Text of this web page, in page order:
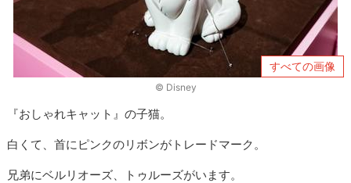
すべての画像
© Disney
『おしゃれキャット』の子猫。
白くて、首にピンクのリボンがトレードマーク。
兄弟にベルリオーズ、トゥルーズがいます。